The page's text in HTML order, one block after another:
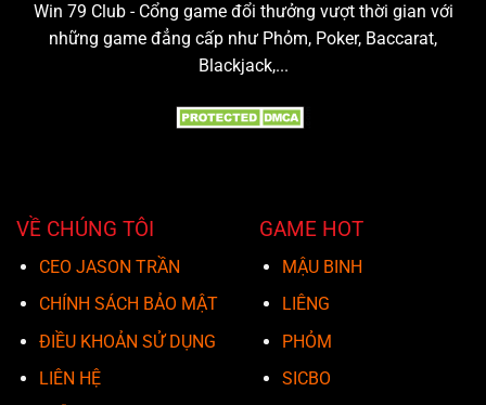
Win 79 Club - Cổng game đổi thưởng vượt thời gian với
những game đẳng cấp như Phỏm, Poker, Baccarat,
Blackjack,...
VỀ CHÚNG TÔI
CEO JASON TRẦN
CHÍNH SÁCH BẢO MẬT
ĐIỀU KHOẢN SỬ DỤNG
LIÊN HỆ
GAME HOT
MẬU BINH
LIÊNG
PHỎM
SICBO